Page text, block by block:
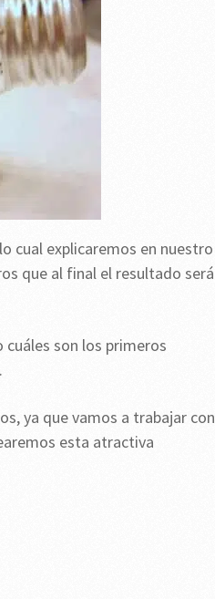
cual explicaremos en nuestro
que al final el resultado será
son los primeros
ya que vamos a trabajar con
esta atractiva